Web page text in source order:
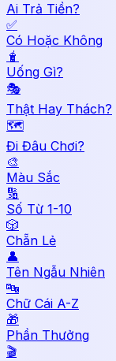
Ai Trả Tiền?
✅
Có Hoặc Không
🧋
Uống Gì?
🎭
Thật Hay Thách?
🗺️
Đi Đâu Chơi?
🎨
Màu Sắc
🔢
Số Từ 1-10
🎲
Chẵn Lẻ
👤
Tên Ngẫu Nhiên
🔤
Chữ Cái A-Z
🎁
Phần Thưởng
🎬